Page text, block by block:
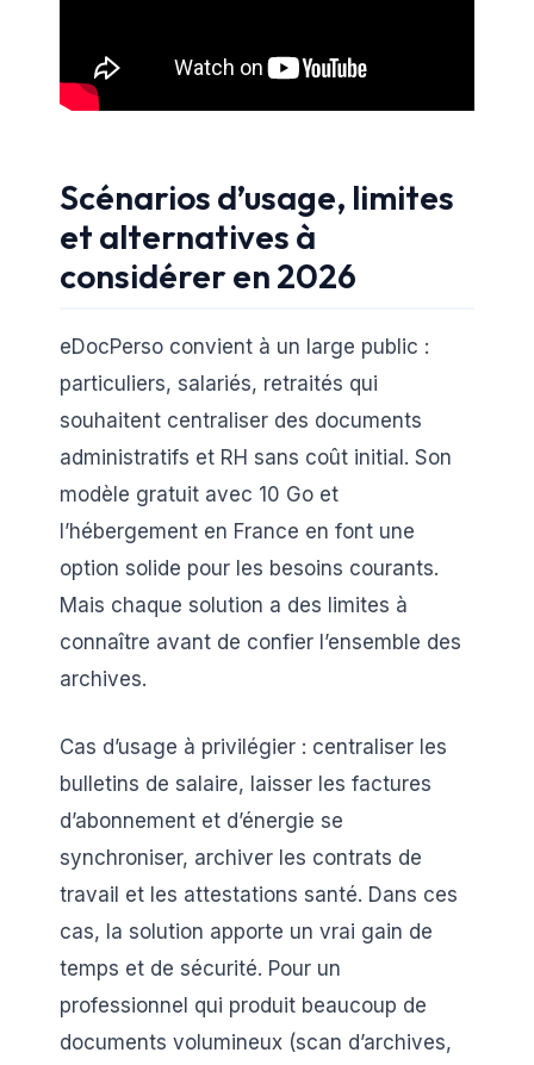
Scénarios d’usage, limites
et alternatives à
considérer en 2026
eDocPerso convient à un large public :
particuliers, salariés, retraités qui
souhaitent centraliser des documents
administratifs et RH sans coût initial. Son
modèle gratuit avec 10 Go et
l’hébergement en France en font une
option solide pour les besoins courants.
Mais chaque solution a des limites à
connaître avant de confier l’ensemble des
archives.
Cas d’usage à privilégier : centraliser les
bulletins de salaire, laisser les factures
d’abonnement et d’énergie se
synchroniser, archiver les contrats de
travail et les attestations santé. Dans ces
cas, la solution apporte un vrai gain de
temps et de sécurité. Pour un
professionnel qui produit beaucoup de
documents volumineux (scan d’archives,